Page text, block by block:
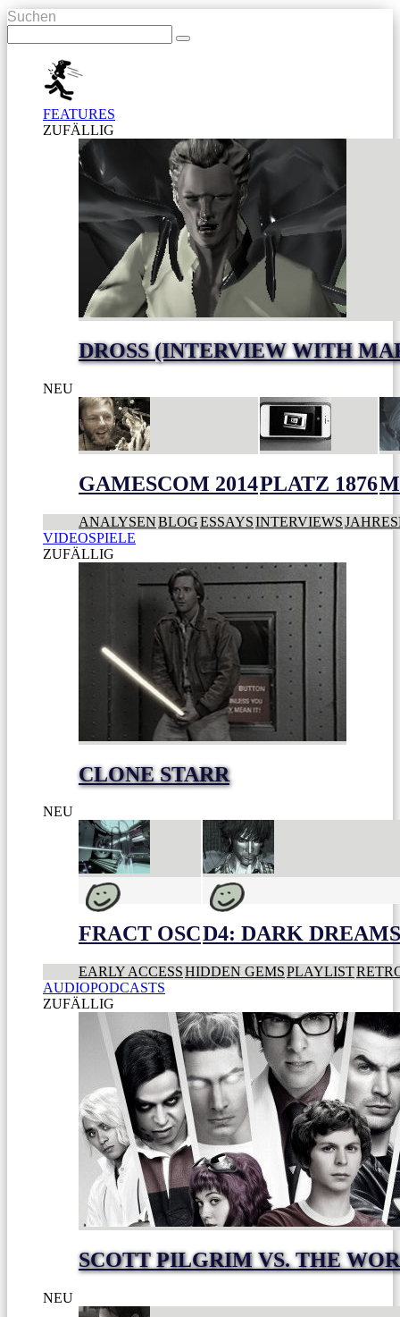
Suchen
FEATURES
ZUFÄLLIG
DROSS (INTERVIEW WITH
NEU
GAMESCOM 2014PLATZ 1876
ANALYSENBLOGESSAYSINTERVIEWS
VIDEOSPIELE
ZUFÄLLIG
CLONE STARR
NEU
FRACT OSCD4: DARK
EARLY ACCESSHIDDEN GEMSPLAYLIST
AUDIOPODCASTS
ZUFÄLLIG
SCOTT PILGRIM VS. THE
NEU